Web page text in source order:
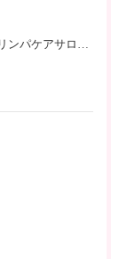
ありがとう2025 北久里浜 リンパケアサロンc-class